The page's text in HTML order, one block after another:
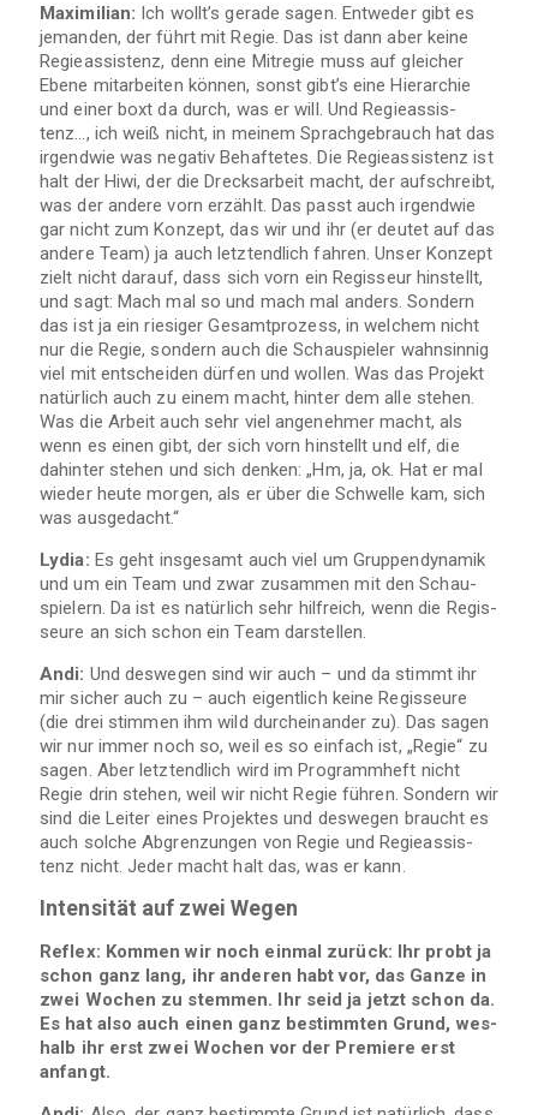
Maxi­mi­lian: Ich wollt’s gerade sagen. Ent­we­der gibt es
jeman­den, der führt mit Regie. Das ist dann aber keine
Regie­as­sis­tenz, denn eine Mit­re­gie muss auf glei­cher
Ebene mit­ar­bei­ten kön­nen, sonst gibt’s eine Hier­ar­chie
und einer boxt da durch, was er will. Und Regie­as­sis­
tenz…, ich weiß nicht, in mei­nem Sprach­ge­brauch hat das
irgend­wie was nega­tiv Behaf­te­tes. Die Regie­as­sis­tenz ist
halt der Hiwi, der die Drecks­ar­beit macht, der auf­schreibt,
was der andere vorn erzählt. Das passt auch irgend­wie
gar nicht zum Kon­zept, das wir und ihr (er deu­tet auf das
andere Team) ja auch letzt­end­lich fah­ren. Unser Kon­zept
zielt nicht dar­auf, dass sich vorn ein Regis­seur hin­stellt,
und sagt: Mach mal so und mach mal anders. Son­dern
das ist ja ein rie­si­ger Gesamt­pro­zess, in wel­chem nicht
nur die Regie, son­dern auch die Schau­spie­ler wahn­sin­nig
viel mit ent­schei­den dür­fen und wol­len. Was das Pro­jekt
natür­lich auch zu einem macht, hin­ter dem alle ste­hen.
Was die Arbeit auch sehr viel ange­neh­mer macht, als
wenn es einen gibt, der sich vorn hin­stellt und elf, die
dahin­ter ste­hen und sich den­ken: „Hm, ja, ok. Hat er mal
wie­der heute mor­gen, als er über die Schwelle kam, sich
was ausgedacht.“
Lydia: Es geht ins­ge­samt auch viel um Grup­pen­dy­na­mik
und um ein Team und zwar zusam­men mit den Schau­
spie­lern. Da ist es natür­lich sehr hilf­reich, wenn die Regis­
seure an sich schon ein Team darstellen.
Andi: Und des­we­gen sind wir auch – und da stimmt ihr
mir sicher auch zu – auch eigent­lich keine Regis­seure
(die drei stim­men ihm wild durch­ein­an­der zu). Das sagen
wir nur immer noch so, weil es so ein­fach ist, „Regie“ zu
sagen. Aber letzt­end­lich wird im Pro­gramm­heft nicht
Regie drin ste­hen, weil wir nicht Regie füh­ren. Son­dern wir
sind die Lei­ter eines Pro­jek­tes und des­we­gen braucht es
auch sol­che Abgren­zun­gen von Regie und Regie­as­sis­
tenz nicht. Jeder macht halt das, was er kann.
Inten­si­tät auf zwei Wegen
Reflex: Kom­men wir noch ein­mal zurück: Ihr probt ja
schon ganz lang, ihr ande­ren habt vor, das Ganze in
zwei Wochen zu stem­men. Ihr seid ja jetzt schon da.
Es hat also auch einen ganz bestimm­ten Grund, wes­
halb ihr erst zwei Wochen vor der Pre­miere erst
anfangt.